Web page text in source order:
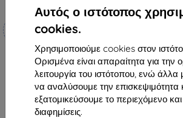
Αυτός ο ιστότοπος
cookies.
Χρησιμοποιούμε cookies στον
Ορισμένα είναι απαραίτητα για την
λειτουργία του ιστότοπου, ενώ
να αναλύσουμε την επισκεψιμότητα
εξατομικεύσουμε το περιεχόμενο και
διαφημίσεις.
μεμβράνη
Κατασκευασμένο κατά
παραγγελία
19,90 €
17,92 €
Διαθέσιμο 4 τεμ